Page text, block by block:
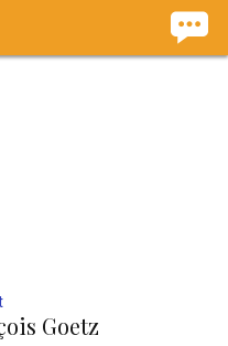
Goetz